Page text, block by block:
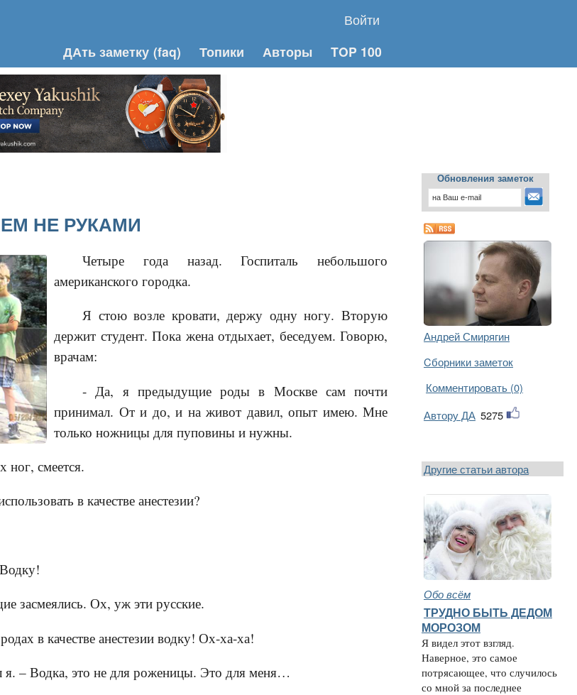
Войти
ДАть заметку (faq) Топики Авторы TOP 100
НЕ РУКАМИ
Четыре года назад. Госпиталь небольшого
американского городка.
Я стою возле кровати, держу одну ногу. Вторую
держит студент. Пока жена отдыхает, беседуем. Говорю,
врачам:
- Да, я предыдущие роды в Москве сам почти
принимал. От и до, и на живот давил, опыт имею. Мне
только ножницы для пуповины и нужны.
ног, смеется.
в качестве анестезии?
засмеялись. Ох, уж эти русские.
в качестве анестезии водку! Ох-ха-ха!
я. – Водка, это не для роженицы. Это для меня…
Обновления заметок
Андрей Смирягин
Cборники заметок
Комментировать (0)
Автору ДА 5275
Другие статьи автора
Обо всём
ТРУДНО БЫТЬ ДЕДОМ
МОРОЗОМ
Я видел этот взгляд.
Наверное, это самое
потрясающее, что случилось
со мной за последнее